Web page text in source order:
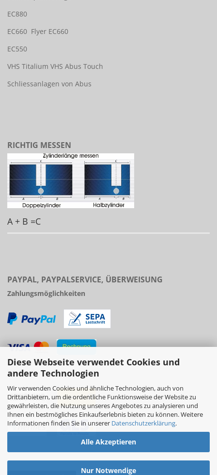
Diese Webseite verwendet Cookies und
andere Technologien
Wir verwenden Cookies und ähnliche Technologien, auch von
Drittanbietern, um die ordentliche Funktionsweise der Website zu
gewährleisten, die Nutzung unseres Angebotes zu analysieren und
Ihnen ein bestmögliches Einkaufserlebnis bieten zu können. Weitere
Informationen finden Sie in unserer Datenschutzerklärung.
Alle Akzeptieren
Nur Notwendige
EC880
EC660 Flyer EC660
EC550
VHS Titalium VHS Abus Touch
Schliessanlagen von Abus
RICHTIG MESSEN
A + B =C
PAYPAL, PAYPALSERVICE, ÜBERWEISUNG
Zahlungsmöglichkeiten
Versand